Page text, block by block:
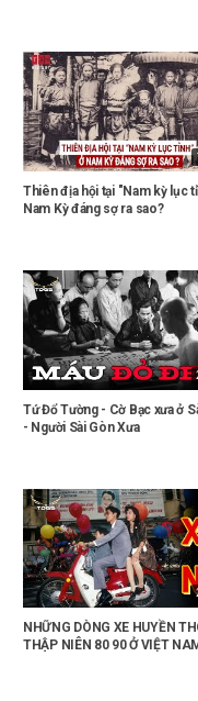
Thiên địa hội tại "Nam kỳ lục
Nam Kỳ đáng sợ ra sao?
Tứ Đổ Tường - Cờ Bạc xưa ở
- Người Sài Gòn Xưa
NHỮNG DÒNG XE HUYỀN
THẬP NIÊN 80 90 Ở VIỆT